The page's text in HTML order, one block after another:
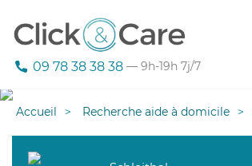
09 78 38 38 38 — 9h-19h 7j/7
Accueil Recherche aide à domicile